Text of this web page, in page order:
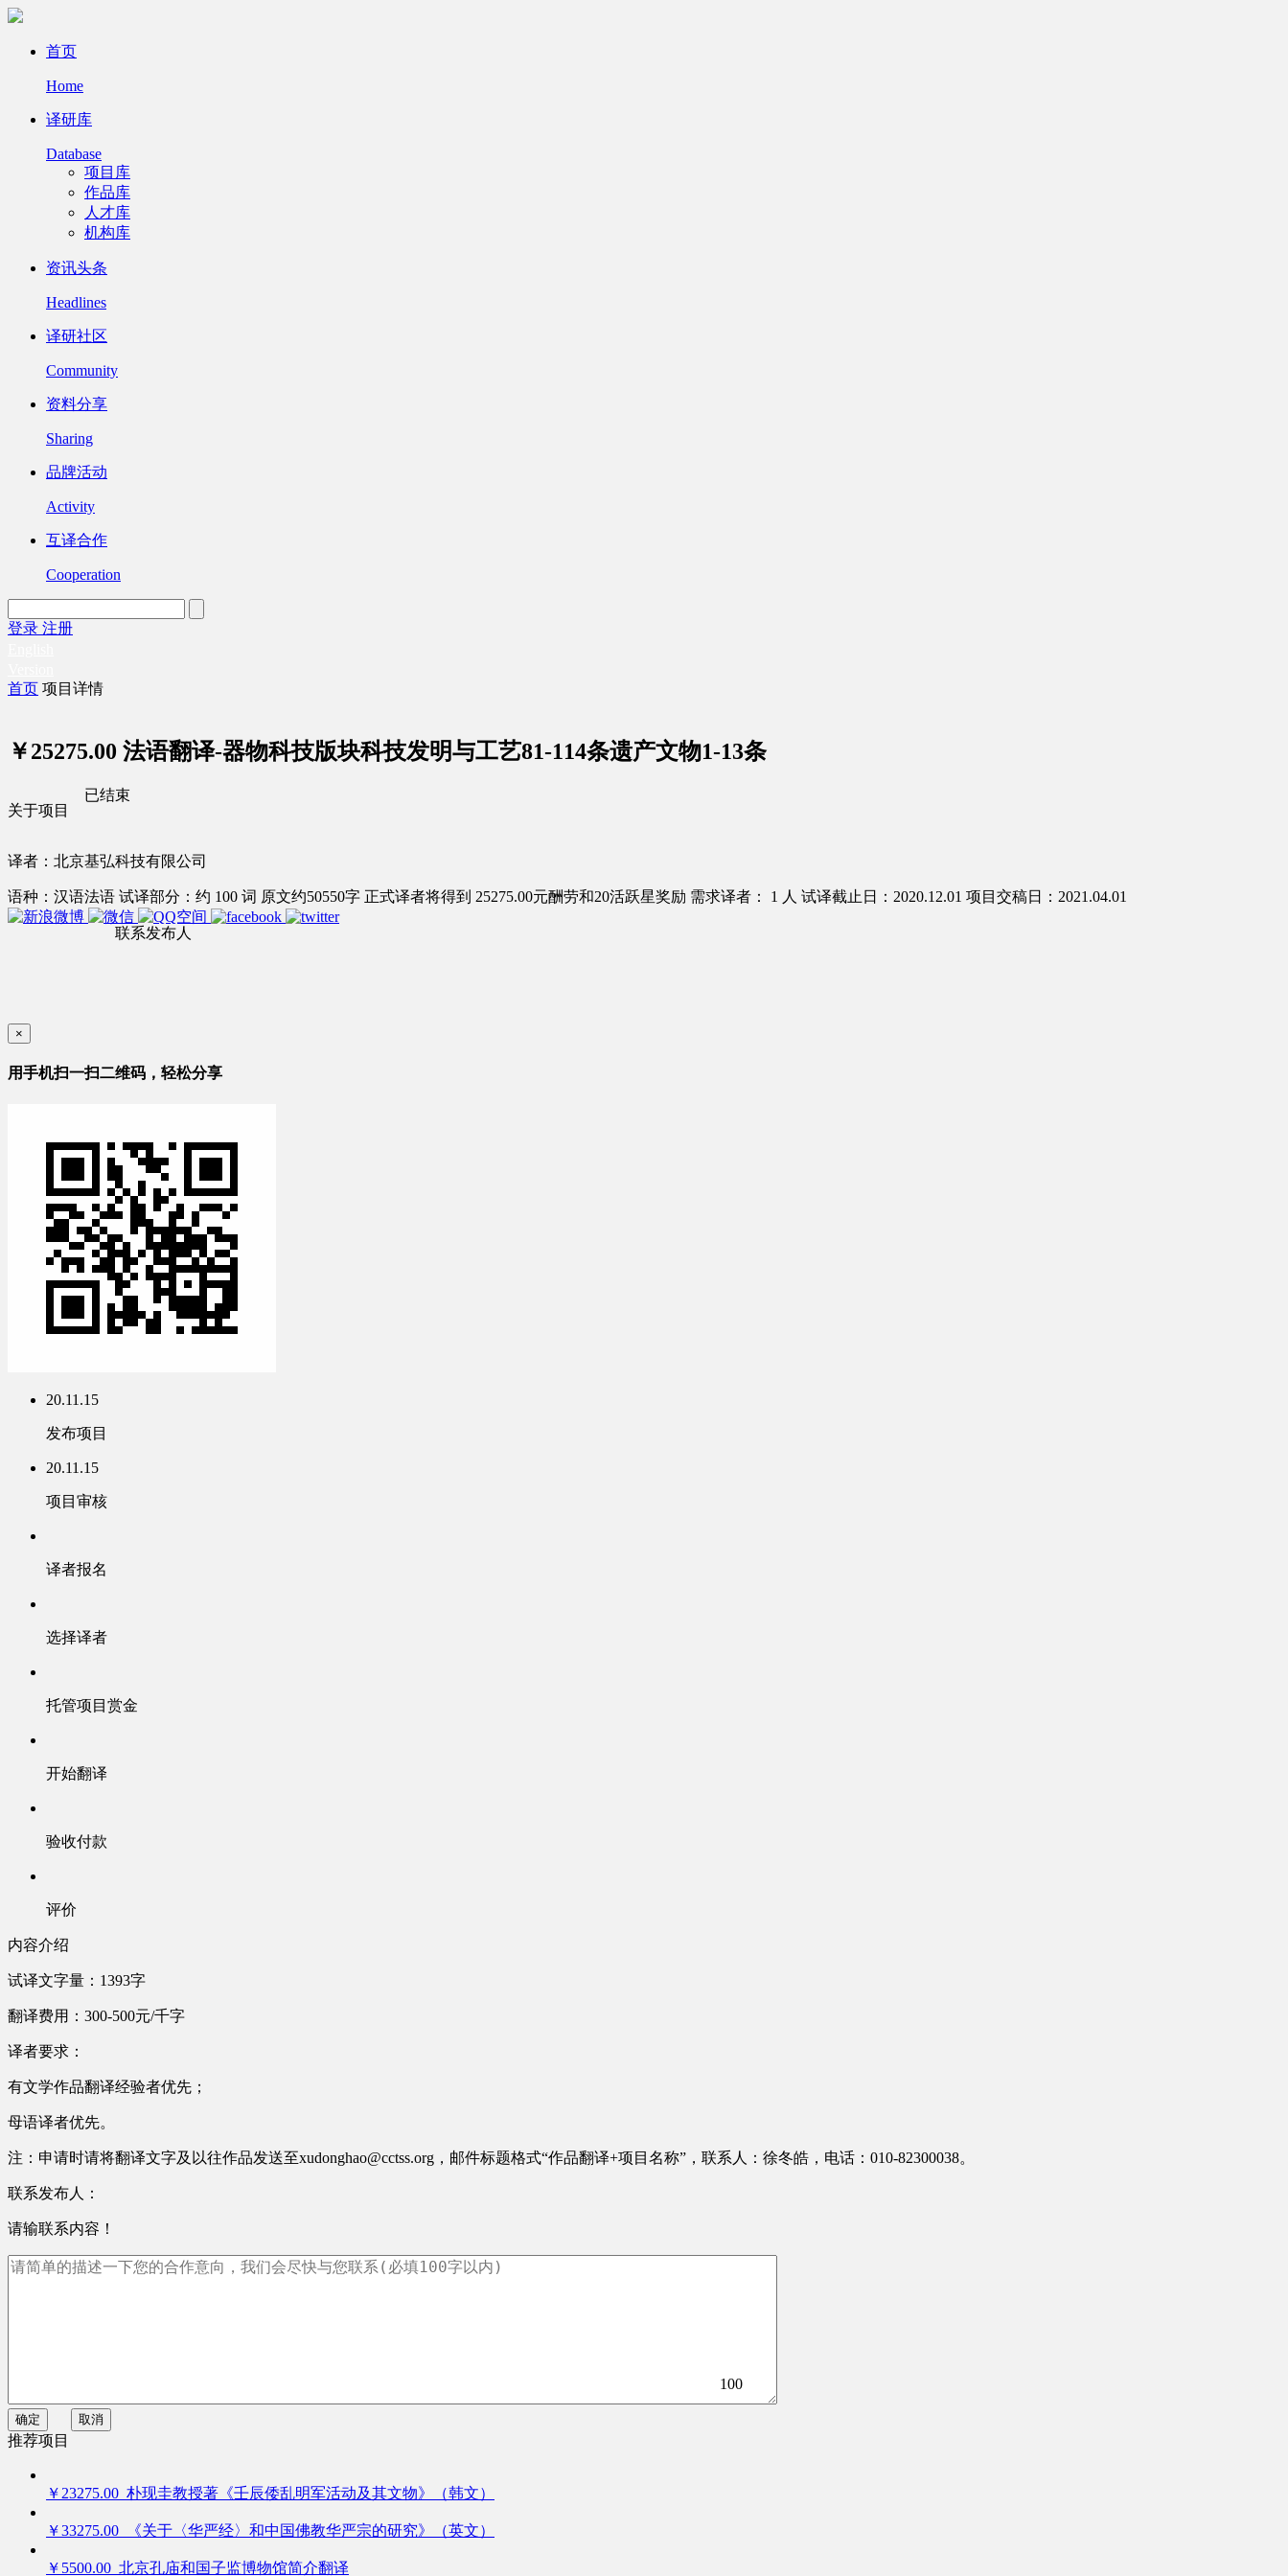
首页
Home
译研库
Database
项目库
作品库
人才库
机构库
资讯头条
Headlines
译研社区
Community
资料分享
Sharing
品牌活动
Activity
互译合作
Cooperation
登录 注册
首页 项目详情
￥25275.00 法语翻译-器物科技版块科技发明与工艺81-114条遗产文物1-13条
关于项目
译者：北京基弘科技有限公司
语种：汉语法语 试译部分：约 100 词 原文约50550字 正式译者将得到 25275.00元酬劳和20活跃星奖励 需求译者： 1 人 试译截止日：2020.12.01 项目交稿日：2021.04.01
联系发布人
已结束
×
用手机扫一扫二维码，轻松分享
20.11.15
发布项目
20.11.15
项目审核
译者报名
选择译者
托管项目赏金
开始翻译
验收付款
评价
内容介绍
试译文字量：1393字
翻译费用：300-500元/千字
译者要求：
有文学作品翻译经验者优先；
母语译者优先。
注：申请时请将翻译文字及以往作品发送至xudonghao@cctss.org，邮件标题格式“作品翻译+项目名称”，联系人：徐冬皓，电话：010-82300038。
联系发布人：
请输联系内容！
100
确定 取消
推荐项目
￥23275.00 朴现圭教授著《壬辰倭乱明军活动及其文物》（韩文）
￥33275.00 《关于〈华严经〉和中国佛教华严宗的研究》（英文）
￥5500.00 北京孔庙和国子监博物馆简介翻译